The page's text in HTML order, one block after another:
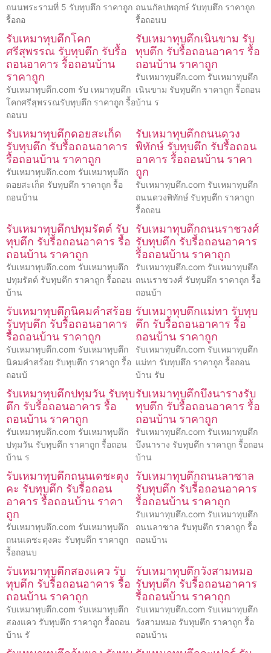
ถนนพระรามที่ 5 รับทุบตึก ราคาถูก
รื้อถอ
ถนนกัลปพฤกษ์ รับทุบตึก ราคาถูก
รื้อถอนบ
รับเหมาทุบตึกโคก
ศรีสุพรรณ รับทุบตึก รับรื้อ
ถอนอาคาร รื้อถอนบ้าน
ราคาถูก
รับเหมาทุบตึก.com รับ เหมาทุบตึก
โคกศรีสุพรรณรับทุบตึก ราคาถูก รื้อ
ถอนบ
รับเหมาทุบตึกเนินขาม รับ
ทุบตึก รับรื้อถอนอาคาร รื้อ
ถอนบ้าน ราคาถูก
รับเหมาทุบตึก.com รับเหมาทุบตึก
เนินขาม รับทุบตึก ราคาถูก รื้อถอน
บ้าน ร
รับเหมาทุบตึกดอยสะเก็ด
รับทุบตึก รับรื้อถอนอาคาร
รื้อถอนบ้าน ราคาถูก
รับเหมาทุบตึก.com รับเหมาทุบตึก
ดอยสะเก็ด รับทุบตึก ราคาถูก รื้อ
ถอนบ้าน
รับเหมาทุบตึกถนนดวง
พิทักษ์ รับทุบตึก รับรื้อถอน
อาคาร รื้อถอนบ้าน ราคา
ถูก
รับเหมาทุบตึก.com รับเหมาทุบตึก
ถนนดวงพิทักษ์ รับทุบตึก ราคาถูก
รื้อถอน
รับเหมาทุบตึกปทุมรัตต์ รับ
ทุบตึก รับรื้อถอนอาคาร รื้อ
ถอนบ้าน ราคาถูก
รับเหมาทุบตึก.com รับเหมาทุบตึก
ปทุมรัตต์ รับทุบตึก ราคาถูก รื้อถอน
บ้าน
รับเหมาทุบตึกถนนราชวงศ์
รับทุบตึก รับรื้อถอนอาคาร
รื้อถอนบ้าน ราคาถูก
รับเหมาทุบตึก.com รับเหมาทุบตึก
ถนนราชวงศ์ รับทุบตึก ราคาถูก รื้อ
ถอนบ้า
รับเหมาทุบตึกนิคมคำสร้อย
รับทุบตึก รับรื้อถอนอาคาร
รื้อถอนบ้าน ราคาถูก
รับเหมาทุบตึก.com รับเหมาทุบตึก
นิคมคำสร้อย รับทุบตึก ราคาถูก รื้อ
ถอนบ้
รับเหมาทุบตึกแม่ทา รับทุบ
ตึก รับรื้อถอนอาคาร รื้อ
ถอนบ้าน ราคาถูก
รับเหมาทุบตึก.com รับเหมาทุบตึก
แม่ทา รับทุบตึก ราคาถูก รื้อถอน
บ้าน รับ
รับเหมาทุบตึกปทุมวัน รับทุบ
ตึก รับรื้อถอนอาคาร รื้อ
ถอนบ้าน ราคาถูก
รับเหมาทุบตึก.com รับเหมาทุบตึก
ปทุมวัน รับทุบตึก ราคาถูก รื้อถอน
บ้าน ร
รับเหมาทุบตึกบึงนารางรับ
ทุบตึก รับรื้อถอนอาคาร รื้อ
ถอนบ้าน ราคาถูก
รับเหมาทุบตึก.com รับเหมาทุบตึก
บึงนาราง รับทุบตึก ราคาถูก รื้อถอน
บ้าน
รับเหมาทุบตึกถนนเดชะตุง
คะ รับทุบตึก รับรื้อถอน
อาคาร รื้อถอนบ้าน ราคา
ถูก
รับเหมาทุบตึก.com รับเหมาทุบตึก
ถนนเดชะตุงคะ รับทุบตึก ราคาถูก
รื้อถอนบ
รับเหมาทุบตึกถนนลาซาล
รับทุบตึก รับรื้อถอนอาคาร
รื้อถอนบ้าน ราคาถูก
รับเหมาทุบตึก.com รับเหมาทุบตึก
ถนนลาซาล รับทุบตึก ราคาถูก รื้อ
ถอนบ้าน
รับเหมาทุบตึกสองแคว รับ
ทุบตึก รับรื้อถอนอาคาร รื้อ
ถอนบ้าน ราคาถูก
รับเหมาทุบตึก.com รับเหมาทุบตึก
สองแคว รับทุบตึก ราคาถูก รื้อถอน
บ้าน รั
รับเหมาทุบตึกวังสามหมอ
รับทุบตึก รับรื้อถอนอาคาร
รื้อถอนบ้าน ราคาถูก
รับเหมาทุบตึก.com รับเหมาทุบตึก
วังสามหมอ รับทุบตึก ราคาถูก รื้อ
ถอนบ้าน